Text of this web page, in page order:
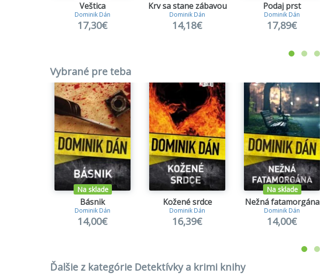
10.Mucha
Na podpätkoch
15.Kožené srdce
16.Uzol
17.Kráska a netvor
18. Básnik
19.Nevinným sa neodpúšťa
Jednou nohou v hrobe
22. Nežná fatamorgána
Veštica
Dominik Dán
17,30€
Krv sa stane zábavou
Dominik Dán
14,18€
Podaj prst
Dominik Dán
17,89€
Vybrané pre teba
Na sklade
Básnik
Dominik Dán
14,00€
Kožené srdce
Dominik Dán
16,39€
Na sklade
Nežná fatamorgána
Dominik Dán
14,00€
Ďalšie z kategórie Detektívky a krimi knihy